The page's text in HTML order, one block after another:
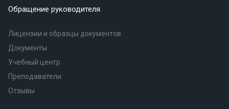
Обращение руководителя
Лицензии и образцы документов
Документы
Учебный центр
Преподаватели
Отзывы